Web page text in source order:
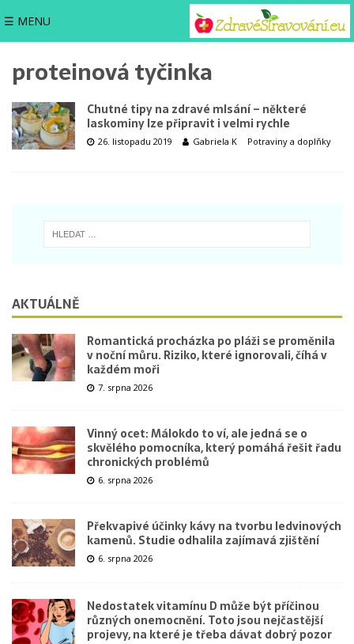
☰ MENU
proteinová tyčinka
Chutné tipy na zdravé mlsání – některé
laskominy lze připravit i velmi rychle
26. listopadu 2019 Gabriela K Potraviny a doplňky
AKTUÁLNĚ
Romantická procházka po pláži se proměnila
v noční můru. Riziko, které ignorovali, číhá v
každém moři
7. srpna 2026
Vinný ocet: Málokdo to ví, ale jedná se o
skvělého pomocníka, který pomáhá řešit řadu
chronických problémů
6. srpna 2026
Překvapivé účinky kávy na tvorbu ledvinových
kamenů. Studie odhalila zajímavá zjištění
6. srpna 2026
Nedostatek vitamínu D může být příčinou
různých onemocnění. Toto jsou nejčastější
projevy, na které je třeba dávat dobrý pozor